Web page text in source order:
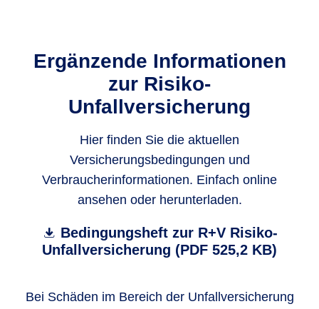
Ergänzende Informationen
zur Risiko-
Unfallversicherung
Hier finden Sie die aktuellen
Versicherungsbedingungen und
Verbraucherinformationen. Einfach online
ansehen oder herunterladen.
Bedingungsheft zur R+V Risiko-
Unfallversicherung (PDF 525,2 KB)
Bei Schäden im Bereich der Unfallversicherung